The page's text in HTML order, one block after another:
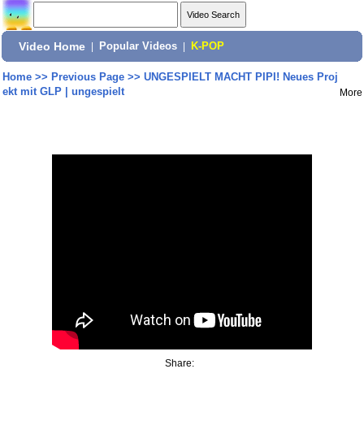
Video Home Popular Videos K-POP
Home>> Previous Page>> UNGESPIELT MACHT PIPI! Neues Proj
ekt mit GLP | ungespielt
More
Share: